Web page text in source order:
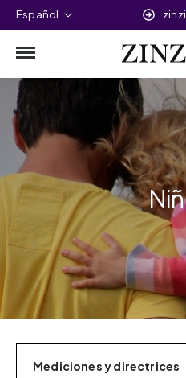
Español
Mediciones y directrices